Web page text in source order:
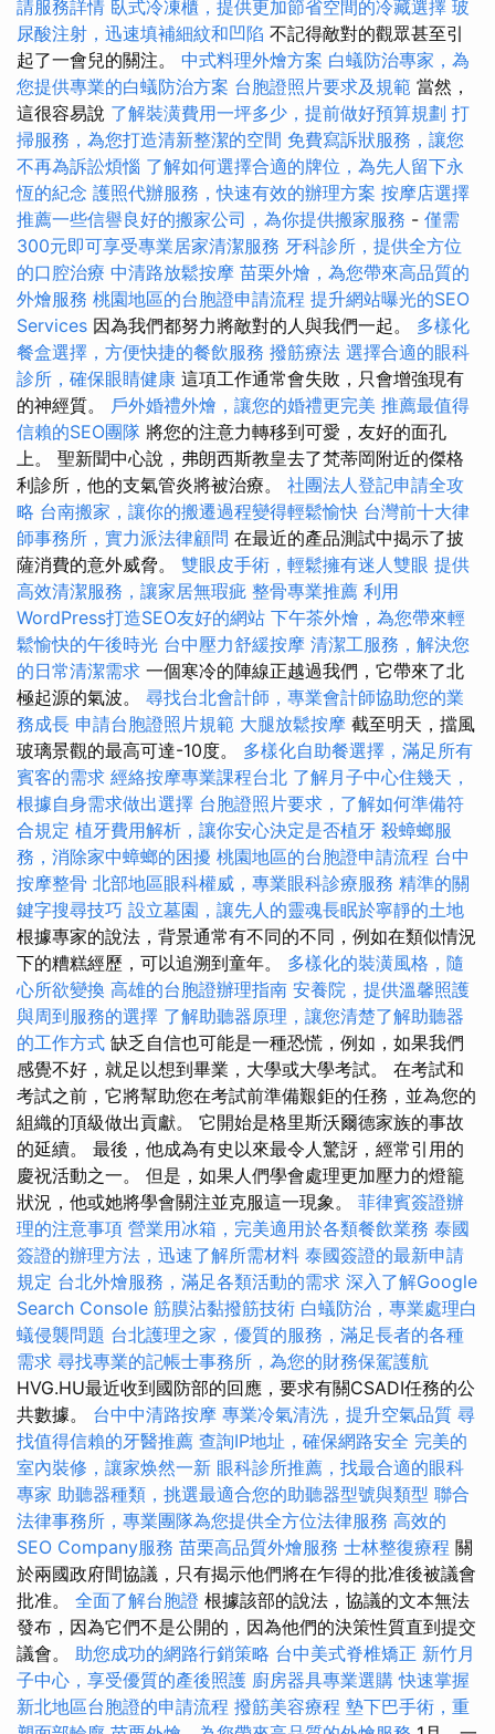
請服務詳情 臥式冷凍櫃，提供更加節省空間的冷藏選擇 玻
尿酸注射，迅速填補細紋和凹陷 不記得敵對的觀眾甚至引
起了一會兒的關注。 中式料理外燴方案 白蟻防治專家，為
您提供專業的白蟻防治方案 台胞證照片要求及規範 當然，
這很容易說 了解裝潢費用一坪多少，提前做好預算規劃 打
掃服務，為您打造清新整潔的空間 免費寫訴狀服務，讓您
不再為訴訟煩惱 了解如何選擇合適的牌位，為先人留下永
恆的紀念 護照代辦服務，快速有效的辦理方案 按摩店選擇
推薦一些信譽良好的搬家公司，為你提供搬家服務 - 僅需
300元即可享受專業居家清潔服務 牙科診所，提供全方位
的口腔治療 中清路放鬆按摩 苗栗外燴，為您帶來高品質的
外燴服務 桃園地區的台胞證申請流程 提升網站曝光的SEO
Services 因為我們都努力將敵對的人與我們一起。 多樣化
餐盒選擇，方便快捷的餐飲服務 撥筋療法 選擇合適的眼科
診所，確保眼睛健康 這項工作通常會失敗，只會增強現有
的神經質。 戶外婚禮外燴，讓您的婚禮更完美 推薦最值得
信賴的SEO團隊 將您的注意力轉移到可愛，友好的面孔
上。 聖新聞中心說，弗朗西斯教皇去了梵蒂岡附近的傑格
利診所，他的支氣管炎將被治療。 社團法人登記申請全攻
略 台南搬家，讓你的搬遷過程變得輕鬆愉快 台灣前十大律
師事務所，實力派法律顧問 在最近的產品測試中揭示了披
薩消費的意外威脅。 雙眼皮手術，輕鬆擁有迷人雙眼 提供
高效清潔服務，讓家居無瑕疵 整骨專業推薦 利用
WordPress打造SEO友好的網站 下午茶外燴，為您帶來輕
鬆愉快的午後時光 台中壓力舒緩按摩 清潔工服務，解決您
的日常清潔需求 一個寒冷的陣線正越過我們，它帶來了北
極起源的氣波。 尋找台北會計師，專業會計師協助您的業
務成長 申請台胞證照片規範 大腿放鬆按摩 截至明天，擋風
玻璃景觀的最高可達-10度。 多樣化自助餐選擇，滿足所有
賓客的需求 經絡按摩專業課程台北 了解月子中心住幾天，
根據自身需求做出選擇 台胞證照片要求，了解如何準備符
合規定 植牙費用解析，讓你安心決定是否植牙 殺蟑螂服
務，消除家中蟑螂的困擾 桃園地區的台胞證申請流程 台中
按摩整骨 北部地區眼科權威，專業眼科診療服務 精準的關
鍵字搜尋技巧 設立墓園，讓先人的靈魂長眠於寧靜的土地
根據專家的說法，背景通常有不同的不同，例如在類似情況
下的糟糕經歷，可以追溯到童年。 多樣化的裝潢風格，隨
心所欲變換 高雄的台胞證辦理指南 安養院，提供溫馨照護
與周到服務的選擇 了解助聽器原理，讓您清楚了解助聽器
的工作方式 缺乏自信也可能是一種恐慌，例如，如果我們
感覺不好，就足以想到畢業，大學或大學考試。 在考試和
考試之前，它將幫助您在考試前準備艱鉅的任務，並為您的
組織的頂級做出貢獻。 它開始是格里斯沃爾德家族的事故
的延續。 最後，他成為有史以來最令人驚訝，經常引用的
慶祝活動之一。 但是，如果人們學會處理更加壓力的燈籠
狀況，他或她將學會關注並克服這一現象。 菲律賓簽證辦
理的注意事項 營業用冰箱，完美適用於各類餐飲業務 泰國
簽證的辦理方法，迅速了解所需材料 泰國簽證的最新申請
規定 台北外燴服務，滿足各類活動的需求 深入了解Google
Search Console 筋膜沾黏撥筋技術 白蟻防治，專業處理白
蟻侵襲問題 台北護理之家，優質的服務，滿足長者的各種
需求 尋找專業的記帳士事務所，為您的財務保駕護航
HVG.HU最近收到國防部的回應，要求有關CSADI任務的公
共數據。 台中中清路按摩 專業冷氣清洗，提升空氣品質 尋
找值得信賴的牙醫推薦 查詢IP地址，確保網路安全 完美的
室內裝修，讓家焕然一新 眼科診所推薦，找最合適的眼科
專家 助聽器種類，挑選最適合您的助聽器型號與類型 聯合
法律事務所，專業團隊為您提供全方位法律服務 高效的
SEO Company服務 苗栗高品質外燴服務 士林整復療程 關
於兩國政府間協議，只有揭示他們將在乍得的批准後被議會
批准。 全面了解台胞證 根據該部的說法，協議的文本無法
發布，因為它們不是公開的，因為他們的決策性質直到提交
議會。 助您成功的網路行銷策略 台中美式脊椎矯正 新竹月
子中心，享受優質的產後照護 廚房器具專業選購 快速掌握
新北地區台胞證的申請流程 撥筋美容療程 墊下巴手術，重